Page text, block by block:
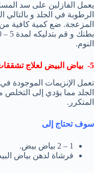
يعمل الفازلين على سد
الرطوبة في الجلد و
المزعجة. ضع كمية كافية
النوم.
5- بياض البيض لعلاج تشققات البطن
تعمل الإنزيمات الموجودة
الجلد مما يؤدي إلى التخلص
المتكرر.
سوف تحتاج إلى
1 – 2 بياض بيض.
فرشاة لدهن بياض